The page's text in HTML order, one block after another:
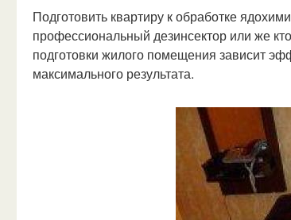
Подготовить квартиру к обработке
профессиональный дезинсектор или же
подготовки жилого помещения зависит
максимального результата.